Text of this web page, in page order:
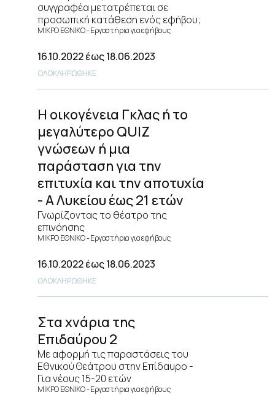
16.10.2022έως 18.06.2023
ΟΛΟΚΛΗΡΩΘΗΚΕ
συγγραφέα μετατρέπεται σε
προσωπική κατάθεση ενός εφήβου;
ΜΙΚΡΟ ΕΘΝΙΚΟ Εργαστήρια για εφήβους
16.10.2022έως 18.06.2023
ΟΛΟΚΛΗΡΩΘΗΚΕ
Η οικογένεια Γκλας ή το
μεγαλύτερο QUIZ
γνώσεων ή μια
παράσταση για την
επιτυχία και την αποτυχία
- Α Λυκείου έως 21 ετών
Γνωρίζοντας το θέατρο της
επινόησης
ΜΙΚΡΟ ΕΘΝΙΚΟ Εργαστήρια για εφήβους
Στα χνάρια της
Επιδαύρου 2
Με αφορμή τις παραστάσεις του
Εθνικού Θεάτρου στην Επίδαυρο -
Για νέους 15-20 ετών
ΜΙΚΡΟ ΕΘΝΙΚΟ Εργαστήρια για εφήβους